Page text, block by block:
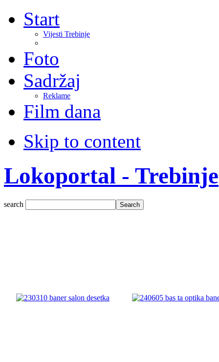
Start
Vijesti Trebinje
Foto
Sadržaj
Reklame
Film dana
Skip to content
Lokoportal - Trebinje
search